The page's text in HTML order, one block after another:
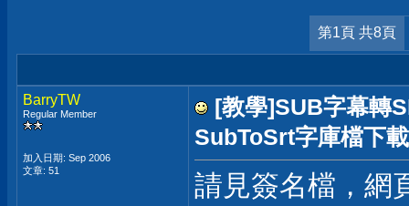
第1頁 共8頁
BarryTW
Regular Member
加入日期: Sep 2006
文章: 51
[教學]SUB字幕轉
SubToSrt字庫檔下載
請見簽名檔，網